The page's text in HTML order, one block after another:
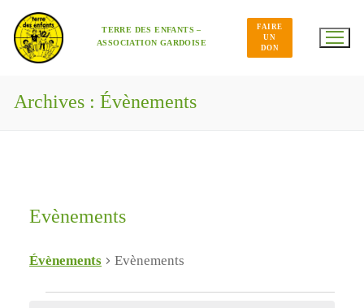
contenu
TERRE DES ENFANTS –
ASSOCIATION GARDOISE
FAIRE
UN
DON
Archives : Évènements
Evènements
Évènements Evènements